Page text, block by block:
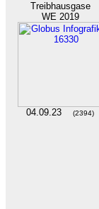
Treibhausgase
WE 2019
04.09.23 (2394)